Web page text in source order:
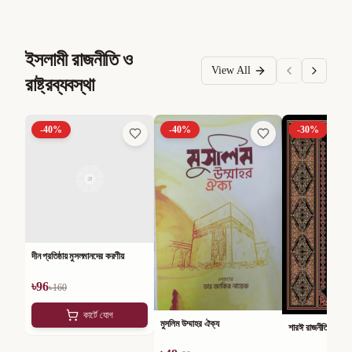
ইসলামী রাজনীতি ও
রাষ্ট্রব্যবস্থা
View All
-40%
দীন প্রতিষ্ঠায় মুসলমানদের করণীয়
৳96৳160
কার্টে যোগ
-40%
মুসলিম উম্মাহর ঐক্য
-30%
শারঈ রাজনীতি